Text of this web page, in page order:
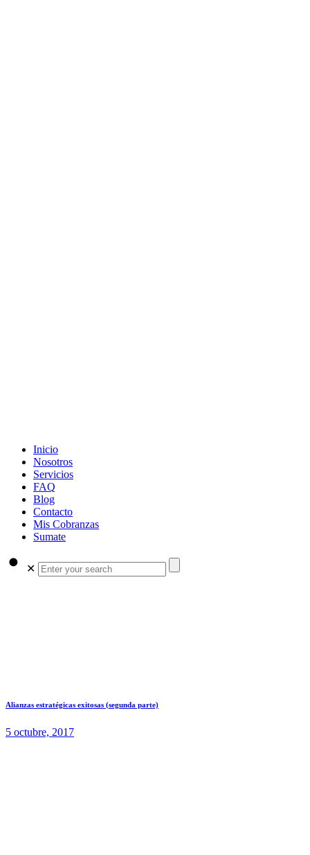
Inicio
Nosotros
Servicios
FAQ
Blog
Contacto
Mis Cobranzas
Sumate
✕
Alianzas estratégicas exitosas (segunda parte)
5 octubre, 2017